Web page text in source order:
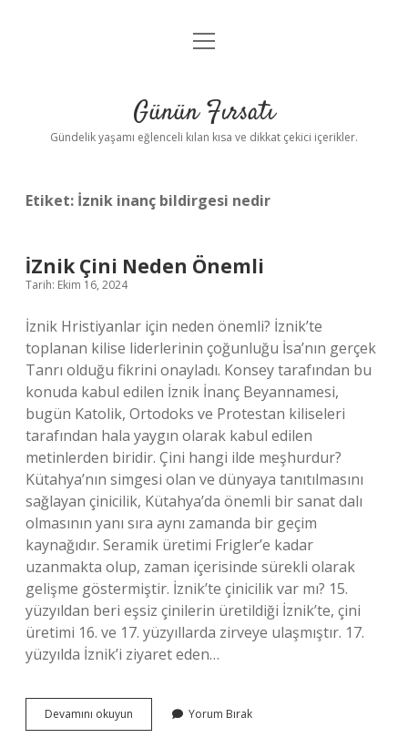
Anasayfa
Yasal Uyarı
menüyü
Günün Fırsatı
Gündelik yaşamı eğlenceli kılan kısa ve dikkat çekici içerikler.
Etiket: İznik inanç bildirgesi nedir
İZnik Çini Neden Önemli
Tarih: Ekim 16, 2024
İznik Hristiyanlar için neden önemli? İznik’te
toplanan kilise liderlerinin çoğunluğu İsa’nın gerçek
Tanrı olduğu fikrini onayladı. Konsey tarafından bu
konuda kabul edilen İznik İnanç Beyannamesi,
bugün Katolik, Ortodoks ve Protestan kiliseleri
tarafından hala yaygın olarak kabul edilen
metinlerden biridir. Çini hangi ilde meşhurdur?
Kütahya’nın simgesi olan ve dünyaya tanıtılmasını
sağlayan çinicilik, Kütahya’da önemli bir sanat dalı
olmasının yanı sıra aynı zamanda bir geçim
kaynağıdır. Seramik üretimi Frigler’e kadar
uzanmakta olup, zaman içerisinde sürekli olarak
gelişme göstermiştir. İznik’te çinicilik var mı? 15.
yüzyıldan beri eşsiz çinilerin üretildiği İznik’te, çini
üretimi 16. ve 17. yüzyıllarda zirveye ulaşmıştır. 17.
yüzyılda İznik’i ziyaret eden…
Devamını okuyun
Çini
Yorum Bırak